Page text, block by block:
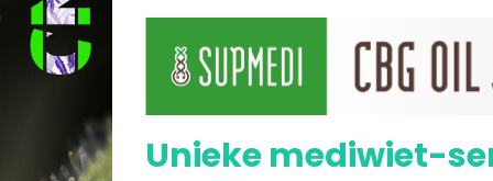
Legaal wiet kweken én
Unieke mediwiet-